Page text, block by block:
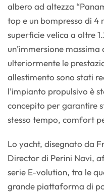
albero ad altezza
top e un bompresso di 4
superficie velica a oltre
un’immersione
ulteriormente le
allestimento sono stati
l’impianto propulsivo è
concepito per garantire
stesso tempo, comfort
Lo yacht, disegnato da
Director di Perini Navi,
serie E-volution, tra le
grande piattaforma di